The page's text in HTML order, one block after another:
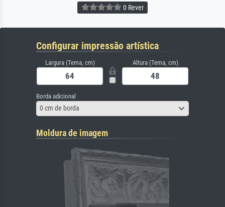
0 Rever
Configurar impressão artística
Largura (Tema, cm) Altura (Tema, cm)
Borda adicional
0 cm de borda
Moldura de imagem